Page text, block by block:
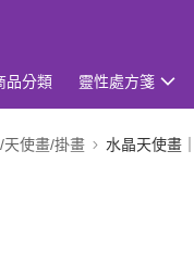
品分類 靈性處方箋
使畫/掛畫 水晶天使畫